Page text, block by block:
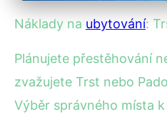
Trst vs.
10. 12. 2025
Náklady na ubytování:
Plánujete přestěhování
zvažujete Trst nebo
Výběr správného místa